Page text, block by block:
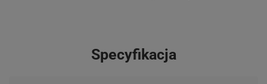
Specyfikacja